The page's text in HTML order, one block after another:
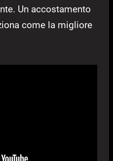
Un accostamento
come la migliore